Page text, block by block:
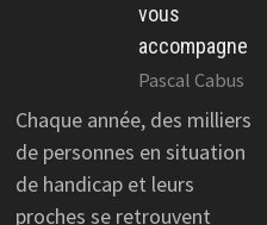
vous
accompagne
Pascal Cabus
Chaque année, des milliers
de personnes en situation
de handicap et leurs
proches se retrouvent